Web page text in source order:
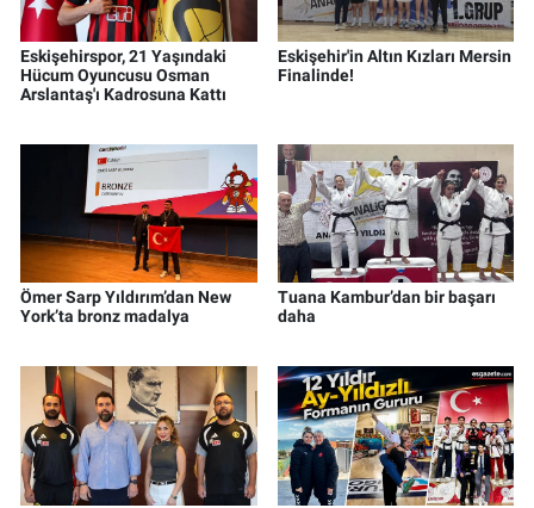
Eskişehirspor, 21 Yaşındaki
Hücum Oyuncusu Osman
Arslantaş'ı Kadrosuna Kattı
Eskişehir'in Altın Kızları Mersin
Finalinde!
Ömer Sarp Yıldırım’dan New
York’ta bronz madalya
Tuana Kambur’dan bir başarı
daha